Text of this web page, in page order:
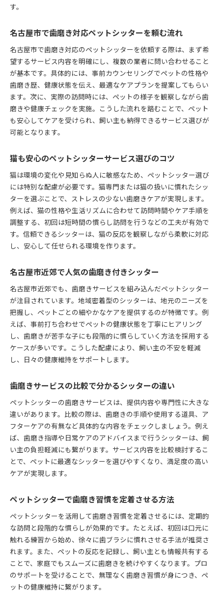
す。
名古屋市で歯磨き対応ペットシッターを頼む流れ
名古屋市で歯磨き対応のペットシッターを依頼する際は、まず希
望するサービス内容を明確にし、複数の業者に問い合わせること
が基本です。具体的には、事前カウンセリングでペットの性格や
歯磨き歴、健康状態を伝え、最適なケアプランを提案してもらい
ます。次に、実際の訪問時には、ペットの様子を観察しながら歯
磨きや健康チェックを実施。こうした流れを踏むことで、ペット
も安心してケアを受けられ、飼い主も納得できるサービス選びが
可能となります。
猫も安心のペットシッターサービス選びのコツ
猫は環境の変化や見知らぬ人に敏感なため、ペットシッター選び
には特別な配慮が必要です。猫専門または猫の扱いに慣れたシッ
ターを選ぶことで、ストレスの少ない歯磨きケアが実現します。
例えば、猫の性格や生活リズムに合わせて訪問時間やケア手順を
調整する、初回は短時間の慣らし訪問を行うなどの工夫が有効で
す。信頼できるシッターは、猫の反応を観察しながら柔軟に対応
し、安心して任せられる環境を作ります。
名古屋市近郊で人気の歯磨き付きシッター
名古屋市近郊でも、歯磨きサービスを組み込んだペットシッター
が注目されています。地域密着型のシッターは、地元のニーズを
把握し、ペットごとの細やかなケアを提供するのが特徴です。例
えば、事前打ち合わせでペットの健康状態を丁寧にヒアリング
し、歯磨きが苦手な子にも段階的に慣らしていく方法を採用する
ケースが多いです。こうした配慮により、飼い主の不安を軽減
し、日々の健康維持をサポートします。
歯磨きサービスの比較で分かるシッターの違い
ペットシッターの歯磨きサービスは、提供内容や専門性に大きな
違いがあります。比較の際は、歯磨きの手順や使用する道具、ア
フターケアの有無など具体的な内容をチェックしましょう。例え
ば、歯磨き指導や日常ケアのアドバイスまで行うシッターは、飼
い主の負担軽減にも繋がります。サービス内容を比較検討するこ
とで、ペットに最適なシッターを選びやすくなり、満足度の高い
ケアが実現します。
ペットシッターで歯磨き習慣を定着させる方法
ペットシッターを活用して歯磨き習慣を定着させるには、定期的
な訪問と段階的な慣らしが効果的です。たとえば、初回は口元に
触れる練習から始め、徐々に歯ブラシに慣れさせる手法が推奨さ
れます。また、ペットの反応を記録し、飼い主とも情報共有する
ことで、家庭でもスムーズに歯磨きを続けやすくなります。プロ
のサポートを受けることで、無理なく歯磨き習慣が身につき、ペ
ットの健康維持に繋がります。